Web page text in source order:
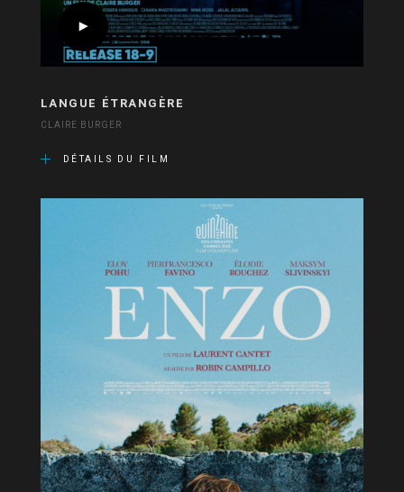
LANGUE ÉTRANGÈRE
CLAIRE BURGER
DÉTAILS DU FILM